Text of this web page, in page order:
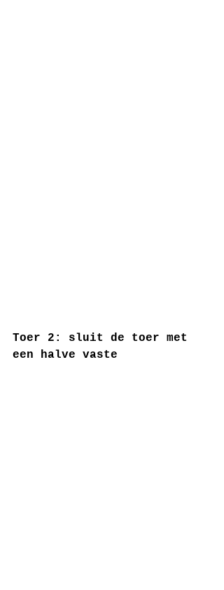
Toer 2: sluit de toer met
een halve vaste